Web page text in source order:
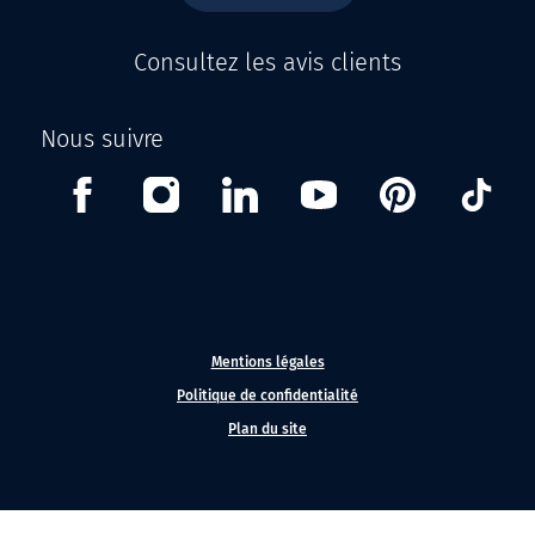
Consultez les avis clients
Nous suivre
Facebook Instagram Linkedin Youtube Pinterest
Mentions légales
Politique de confidentialité
Plan du site